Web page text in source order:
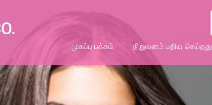
முகப்பு பக்கம் நிறுவனம் பதிவு செய்தது